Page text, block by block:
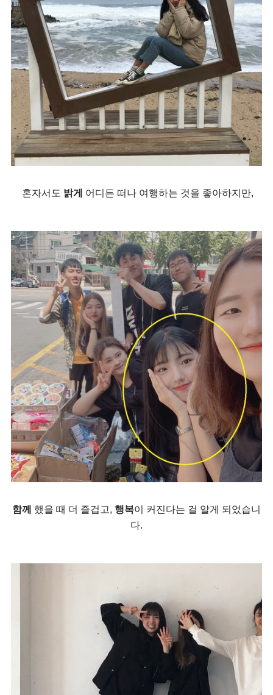
혼자서도 밝게 어디든 떠나 여행하는 것을 좋아하지만,
함께 했을 때 더 즐겁고, 행복이 커진다는 걸 알게 되었습니
다.